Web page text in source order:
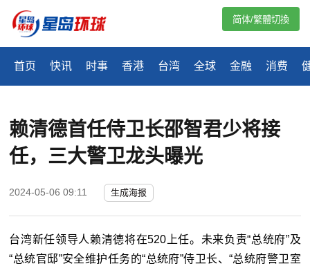
首页 快讯 时事 香港 台湾 全球 金融 消费
简体/繁體切換
赖清德首任侍卫长邵智君少将接
任，三大警卫龙头曝光
2024-05-06 09:11 生成海报
台湾新任领导人赖清德将在520上任。未来负责“总统府”及
“总统官邸”安全维护任务的“总统府”侍卫长、“总统府警卫室